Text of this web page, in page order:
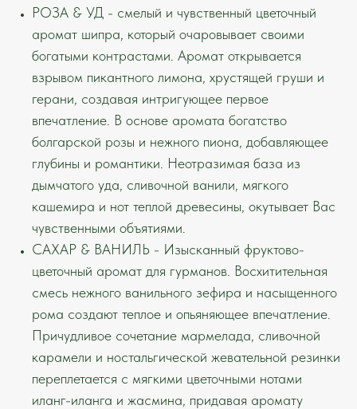
РОЗА & УД - смелый и чувственный цветочный
аромат шипра, который очаровывает своими
богатыми контрастами. Аромат открывается
взрывом пикантного лимона, хрустящей груши и
герани, создавая интригующее первое
впечатление. В основе аромата богатство
болгарской розы и нежного пиона, добавляющее
глубины и романтики. Неотразимая база из
дымчатого уда, сливочной ванили, мягкого
кашемира и нот теплой древесины, окутывает Вас
чувственными объятиями.
САХАР & ВАНИЛЬ - Изысканный фруктово-
цветочный аромат для гурманов. Восхитительная
смесь нежного ванильного зефира и насыщенного
рома создают теплое и опьяняющее впечатление.
Причудливое сочетание мармелада, сливочной
карамели и ностальгической жевательной резинки
переплетается с мягкими цветочными нотами
иланг-иланга и жасмина, придавая аромату